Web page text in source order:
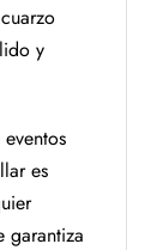
y
es
garantiza